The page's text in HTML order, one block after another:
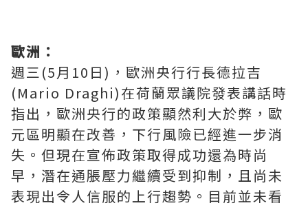
歐洲：
週三(5月10日)，歐洲央行行長德拉吉
(Mario Draghi)在荷蘭眾議院發表講話時
指出，歐洲央行的政策顯然利大於弊，歐
元區明顯在改善，下行風險已經進一步消
失。但現在宣佈政策取得成功還為時尚
早，潛在通脹壓力繼續受到抑制，且尚未
表現出令人信服的上行趨勢。目前並未看